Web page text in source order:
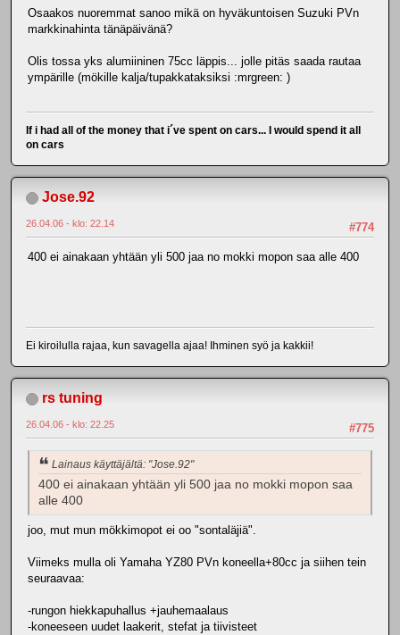
Osaakos nuoremmat sanoo mikä on hyväkuntoisen Suzuki PVn
markkinahinta tänäpäivänä?
Olis tossa yks alumiininen 75cc läppis... jolle pitäs saada rautaa
ympärille (mökille kalja/tupakkataksiksi :mrgreen: )
If i had all of the money that i´ve spent on cars... I would spend it all
on cars
Jose.92
#774
26.04.06 - klo: 22.14
400 ei ainakaan yhtään yli 500 jaa no mokki mopon saa alle 400
Ei kiroilulla rajaa, kun savagella ajaa! Ihminen syö ja kakkii!
rs tuning
#775
26.04.06 - klo: 22.25
Lainaus käyttäjältä: "Jose.92"
400 ei ainakaan yhtään yli 500 jaa no mokki mopon saa
alle 400
joo, mut mun mökkimopot ei oo "sontaläjiä".
Viimeks mulla oli Yamaha YZ80 PVn koneella+80cc ja siihen tein
seuraavaa:
-rungon hiekkapuhallus +jauhemaalaus
-koneeseen uudet laakerit, stefat ja tiivisteet